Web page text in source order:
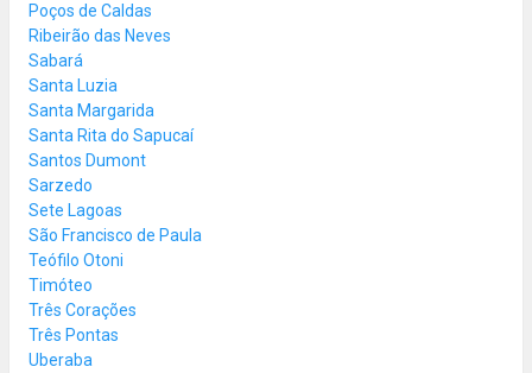
Poços de Caldas
Ribeirão das Neves
Sabará
Santa Luzia
Santa Margarida
Santa Rita do Sapucaí
Santos Dumont
Sarzedo
Sete Lagoas
São Francisco de Paula
Teófilo Otoni
Timóteo
Três Corações
Três Pontas
Uberaba